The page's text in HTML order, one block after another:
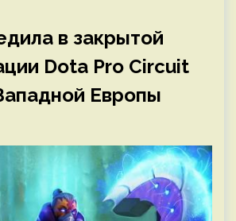
в закрытой
Dota Pro Circuit
Европы